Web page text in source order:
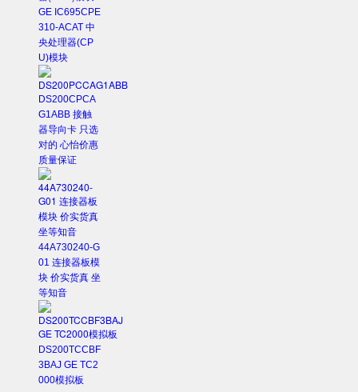
GE IC695CPE
310-ACAT 中
央处理器(CP
U)模块
DS200CPCA
G1ABB 接触
器导向卡 只选
对的 心怡价惠
质量保证
44A730240-G
01 连接器板模
块 价实货真 坐
等知音
DS200TCCBF
3BAJ GE TC2
000模拟板